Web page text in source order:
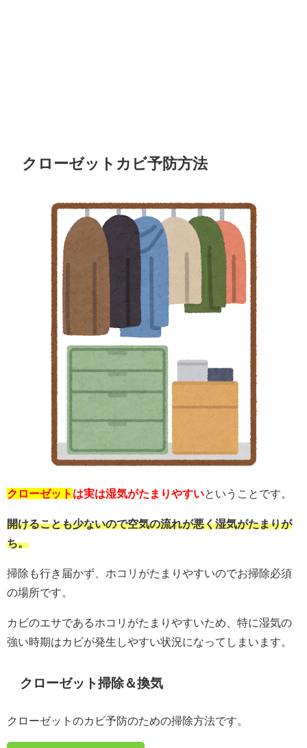
クローゼットカビ予防方法
クローゼット は実は湿気がたまりやすいということです。
開けることも少ないので空気の流れが悪く湿気がたまりが
ち。
掃除も行き届かず、ホコリがたまりやすいのでお掃除必須
の場所です。
カビのエサであるホコリがたまりやすいため、特に湿気の
強い時期はカビが発生しやすい状況になってしまいます。
クローゼット掃除＆換気
クローゼットのカビ予防のための掃除方法です。